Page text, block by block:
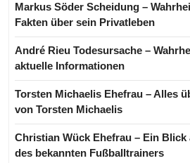
Markus Söder Scheidung –
Fakten über sein Privatleben
André Rieu Todesursache –
aktuelle Informationen
Torsten Michaelis Ehefrau – Alles
von Torsten Michaelis
Christian Wück Ehefrau – Ein Blick
des bekannten Fußballtrainers